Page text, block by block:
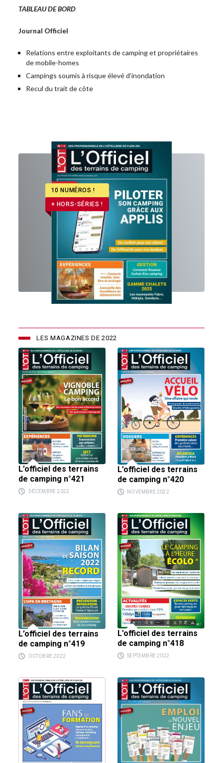
TABLEAU DE BORD
Journal Officiel
Relations entre exploitants de camping et propriétaires
de mobile-homes
Campings soumis à risque élevé d’inondation
Recul du trait de côte
10 NUMÉROS !
+ HORS-SÉRIES !
LES MAGAZINES DE 2022
L’officiel des terrains
de camping n°421
DÉCEMBRE 2022
L’officiel des terrains
de camping n°420
NOVEMBRE 2022
L’officiel des terrains
de camping n°419
OCTOBRE 2022
L’officiel des terrains
de camping n°418
SEPTEMBRE 2022